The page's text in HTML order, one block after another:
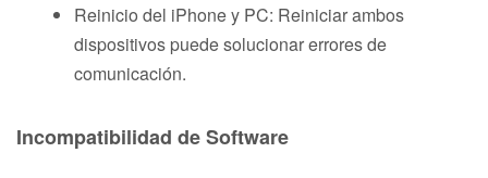
Reinicio del iPhone y PC: Reiniciar ambos
dispositivos puede solucionar errores de
comunicación.
Incompatibilidad de Software